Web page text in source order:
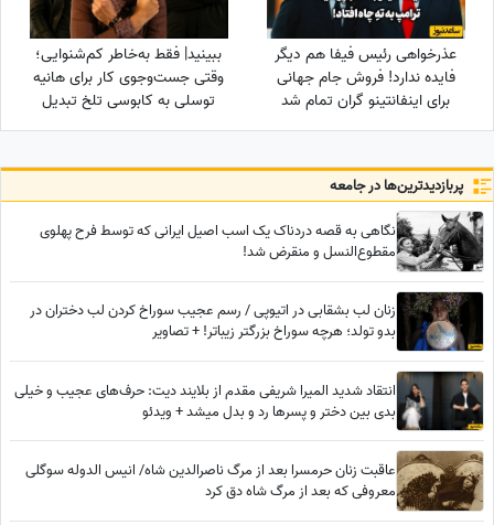
عذرخواهی رئیس فیفا هم دیگر
فایده ندارد! فروش جام جهانی
برای اینفانتینو گران تمام شد
ببینید| فقط به‌خاطر کم‌شنوایی؛
وقتی جست‌وجوی کار برای هانیه
توسلی به کابوسی تلخ تبدیل
می‌شود
پربازدید‌ترین‌ها در جامعه
نگاهی به قصه دردناک یک اسب اصیل ایرانی که توسط فرح پهلوی
مقطوع‌النسل و منقرض شد!
زنان لب بشقابی در اتیوپی / رسم عجیب سوراخ کردن لب دختران در
بدو تولد؛ هرچه سوراخ بزرگتر زیباتر! + تصاویر
انتقاد شدید المیرا شریفی مقدم از بلایند دیت: حرف‌های عجیب و خیلی
بدی بین دختر و پسرها رد و بدل میشد + ویدئو
عاقبت زنان حرمسرا بعد از مرگ ناصرالدین شاه/ انیس الدوله سوگلی
معروفی که بعد از مرگ شاه دق کرد